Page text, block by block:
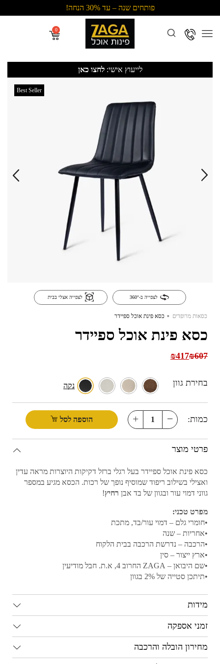
פותחים שנה – עד 30% הנחה!
Menu
כסאות מרופדים . כסא פינת אוכל ספיידר
כסא פינת אוכל ספיידר
₪607
₪417
בחירת גוון נקה
כמות: הוספה לסל
פרטי מוצר
כסא פינת אוכל ספיידר בעל רגלי ברזל דקיקות היוצרות מראה עדין
ואצילי בשילוב ריפוד שמוסיף נופך של רכות. הכסא מגיע במספר
גווני דמוי עור ובגוון של בד אבן רחיץ!
מפרט טכני:
•חומרי גלם – דמוי עור/בד, מתכת
•אחריות – שנה
•הרכבה – נדרשת הרכבה בבית הלקוח
•ארץ ייצור – סין
•שם היבואן – ZAGA החרוב 4, א.ת. חבל מודיעין
•תיתכן סטייה של 2% בגוון
מידות
זמני אספקה
מחירון הובלה והרכבה
לייעוץ אישי:לחצו כאן
Best Seller
לצפייה ב-360° לצפייה אצלי בבית